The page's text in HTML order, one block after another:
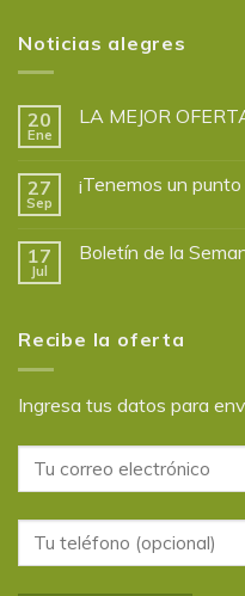
Noticias alegres
20
Ene
LA MEJOR
27
Sep
¡Tenemos un
17
Jul
Boletín de la
Recibe la oferta
Ingresa tus datos para